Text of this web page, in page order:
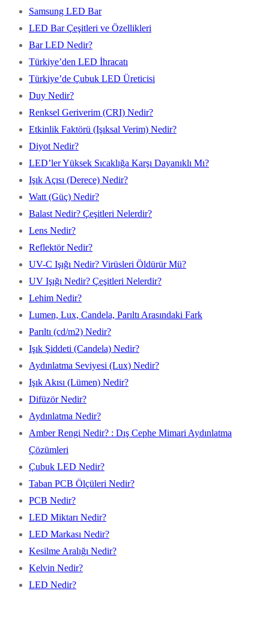
Samsung LED Bar
LED Bar Çeşitleri ve Özellikleri
Bar LED Nedir?
Türkiye’den LED İhracatı
Türkiye’de Çubuk LED Üreticisi
Duy Nedir?
Renksel Geriverim (CRI) Nedir?
Etkinlik Faktörü (Işıksal Verim) Nedir?
Diyot Nedir?
LED’ler Yüksek Sıcaklığa Karşı Dayanıklı Mı?
Işık Açısı (Derece) Nedir?
Watt (Güç) Nedir?
Balast Nedir? Çeşitleri Nelerdir?
Lens Nedir?
Reflektör Nedir?
UV-C Işığı Nedir? Virüsleri Öldürür Mü?
UV Işığı Nedir? Çeşitleri Nelerdir?
Lehim Nedir?
Lumen, Lux, Candela, Parıltı Arasındaki Fark
Parıltı (cd/m2) Nedir?
Işık Şiddeti (Candela) Nedir?
Aydınlatma Seviyesi (Lux) Nedir?
Işık Akısı (Lümen) Nedir?
Difüzör Nedir?
Aydınlatma Nedir?
Amber Rengi Nedir? : Dış Cephe Mimari Aydınlatma
Çözümleri
Çubuk LED Nedir?
Taban PCB Ölçüleri Nedir?
PCB Nedir?
LED Miktarı Nedir?
LED Markası Nedir?
Kesilme Aralığı Nedir?
Kelvin Nedir?
LED Nedir?